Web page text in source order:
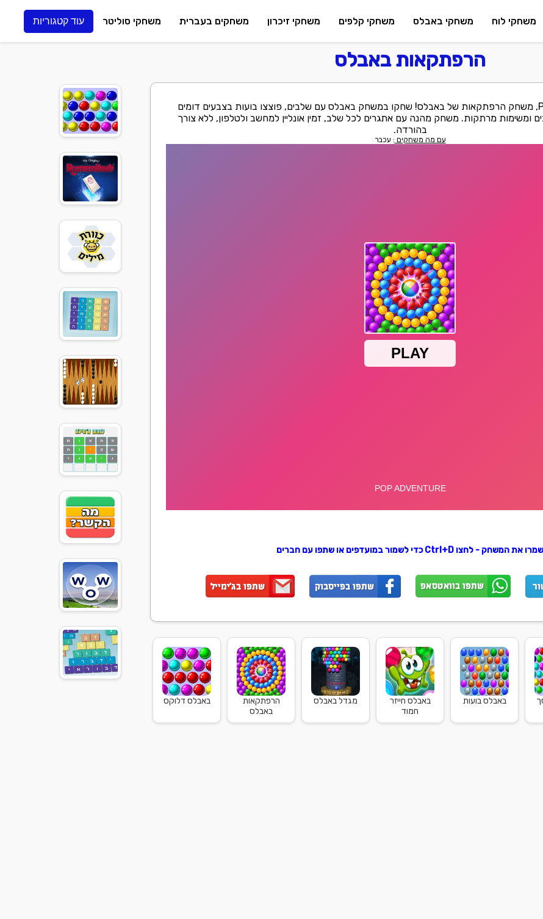
משחקי לוח משחקי באבלס משחקי קלפים משחקי זיכרון משחקים בעברית משחקי סוליטר עוד קטגוריות
הרפתקאות באבלס
משחק POP ADVENTURE, משחק הרפתקאות של באבלס! שחקו במשחק באבלס עם שלבים, פוצצו בועות בצבעים דומים
ומשימות מרתקות. משחק מהנה עם אתגרים לכל שלב, זמין אונליין למחשב ולטלפון, ללא צורך
בהורדה.
עם מה משחקים : עכבר
שמרו את המשחק - לחצו Ctrl+D כדי לשמור במועדפים או שתפו עם חברים
באבלס בועות
באבלס חייזר
חמוד
מגדל באבלס
הרפתקאות
באבלס
באבלס דלוקס